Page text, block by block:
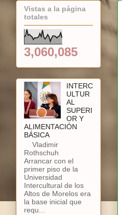
Vistas a la página
totales
3,060,085
INTERC
ULTUR
AL
SUPERI
OR Y
ALIMENTACIÓN
BÁSICA
Vladimir
Rothschuh
Arrancar con el
primer piso de la
Universidad
Intercultural de los
Altos de Morelos era
la base inicial que
requ...